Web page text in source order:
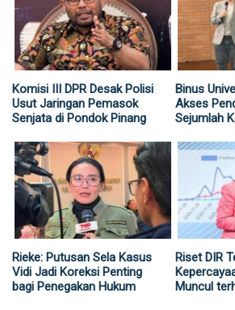
Komisi III DPR Desak Polisi
Usut Jaringan Pemasok
Senjata di Pondok Pinang
Binus
Akses
Sejumlah
Rieke: Putusan Sela Kasus
Vidi Jadi Koreksi Penting
bagi Penegakan Hukum
Riset DIR
Muncul